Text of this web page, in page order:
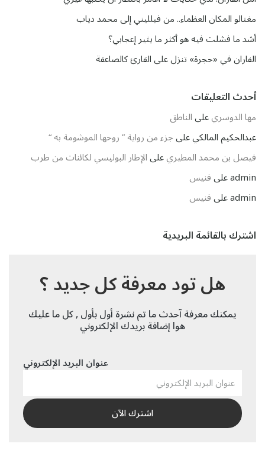
مغتالو المكان العظماء.. من فيلليني إلى محمد دياب
أشد ما فشلت فيه هو أكثر ما يثير إعجابي؟
الفاران في «حجرة» تنزل على القارئ كالصاعقة
أحدث التعليقات
مها الدوسريعلىالناطق
عبدالحكيم المالكيعلىجزء من رواية ” روحها الموشومة به “
فيصل بن محمد المطيريعلىالإطار البوليسي لكائنات من طرب
adminعلىفنيس
adminعلىفنيس
اشترك بالقائمة البريدية
هل تود معرفة كل جديد ؟
يمكنك معرفة آحدث ما تم نشرة أول بأول , كل ما عليك
هوا إضافة بريدك الإلكتروني
عنوان البريد الإلكتروني